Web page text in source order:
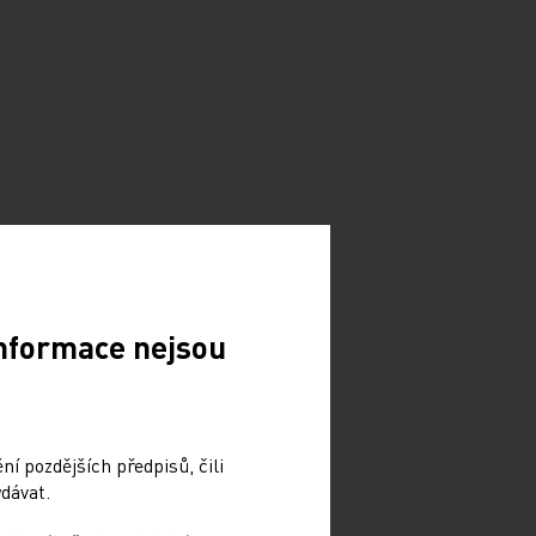
nejsou
pozdějších předpisů, čili